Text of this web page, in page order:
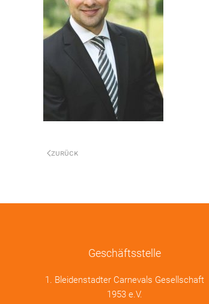
ZURÜCK
Geschäftsstelle
1. Bleidenstadter Carnevals Gesellschaft
1953 e.V.